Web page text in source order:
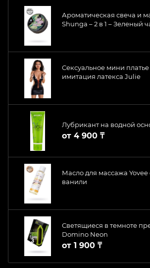
Ароматическая свеча и
Shunga – 2 в 1 – Зеленый
Сексуальное мини
имитация латекса Julie
Лубрикант на водной
от 4 900 ₸
Масло для массажа Yovee
ванили
Светящиеся в темноте
Domino Neon
от 1 900 ₸